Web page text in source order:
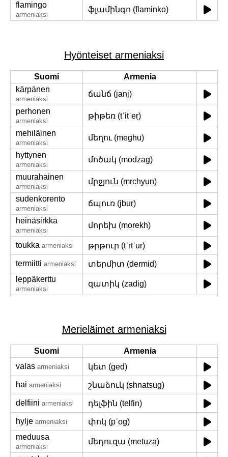
flamingo
armeniaksi
ֆլամինգո (flaminko)
Hyönteiset armeniaksi
Suomi
Armenia
kärpänen
armeniaksi
ճանճ (janj)
perhonen
armeniaksi
թիթեռ (tʿitʿeṛ)
mehiläinen
armeniaksi
մեղու (meghu)
hyttynen
armeniaksi
մոծակ (modzag)
muurahainen
armeniaksi
մրջյուն (mrchyun)
sudenkorento
armeniaksi
ճպուռ (jbuṛ)
heinäsirkka
armeniaksi
մորեխ (morekh)
toukka armeniaksi թրթուր (tʿrtʿur)
termiitti armeniaksi
տերմիտ (dermid)
leppäkerttu
armeniaksi
զատիկ (zadig)
Merieläimet armeniaksi
Suomi
Armenia
valas armeniaksi կետ (ged)
hai armeniaksi շնաձուկ (shnatsug)
delfiini armeniaksi դելֆին (telfin)
hylje armeniaksi
փոկ (pʿog)
meduusa
armeniaksi
մեդուզա (metuza)